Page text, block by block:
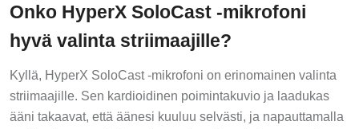
Onko HyperX SoloCast -mikrofoni
hyvä valinta striimaajille?
Kyllä, HyperX SoloCast -mikrofoni on erinomainen valinta
striimaajille. Sen kardioidinen poimintakuvio ja laadukas
ääni takaavat, että äänesi kuuluu selvästi, ja napauttamalla